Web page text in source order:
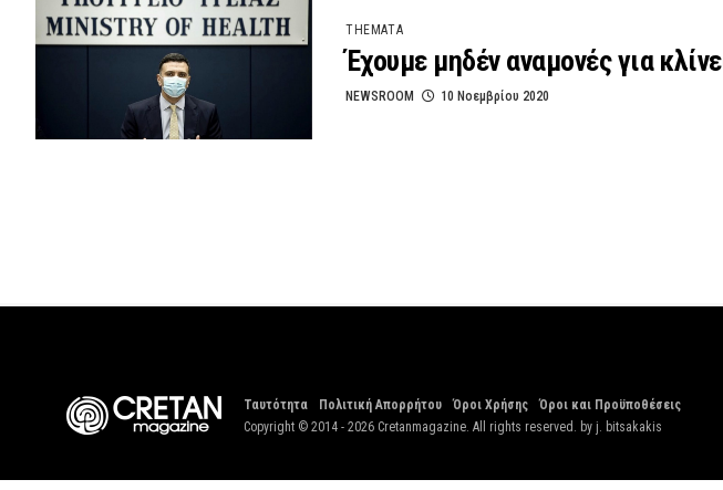
THEMATA
Έχουμε μηδέν αναμονές για
NEWSROOM 10 Νοεμβρίου 2020
Ταυτότητα Πολιτική Απορρήτου Όροι Χρήσης
Όροι και Προϋποθέσεις
Copyright © 2014 - 2026 Cretanmagazine. All rights reserved. by j. bitsakakis